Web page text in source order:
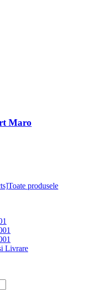
Maro
Toate produsele
Livrare